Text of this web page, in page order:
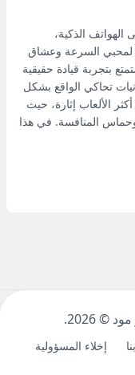
الهواتف الذكية،
لمحبي السرعة وعشاق
بتجربة قيادة حقيقية
تحاكي الواقع بشكل
الألعاب إثارة، حيث
وحماس المنافسة. في هذا
مود ©2026.
إخلاء المسؤولية